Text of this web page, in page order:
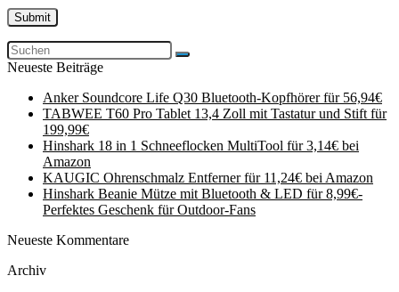
Neueste Beiträge
Anker Soundcore Life Q30 Bluetooth-Kopfhörer für 56,94€
TABWEE T60 Pro Tablet 13,4 Zoll mit Tastatur und Stift für
199,99€
Hinshark 18 in 1 Schneeflocken MultiTool für 3,14€ bei
Amazon
KAUGIC Ohrenschmalz Entferner für 11,24€ bei Amazon
Hinshark Beanie Mütze mit Bluetooth & LED für 8,99€-
Perfektes Geschenk für Outdoor-Fans
Neueste Kommentare
Archiv